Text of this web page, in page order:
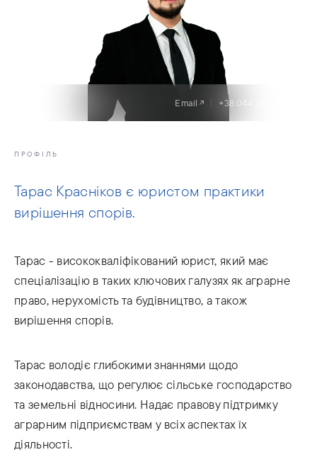
Email +38 044 359 03 05
ПРОФІЛЬ
Тарас Красніков є юристом практики
вирішення спорів.
Тарас - висококваліфікований юрист, який має
спеціалізацію в таких ключових галузях як аграрне
право, нерухомість та будівництво, а також
вирішення спорів.
Тарас володіє глибокими знаннями щодо
законодавства, що регулює сільське господарство
та земельні відносини. Надає правову підтримку
аграрним підприємствам у всіх аспектах їх
діяльності.